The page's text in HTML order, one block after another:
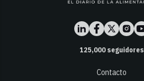
125,000seguidores
Contacto